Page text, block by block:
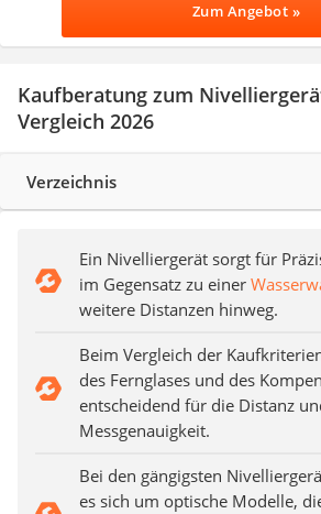
Zum Angebot »
Kaufberatung zum
Vergleich 2026
Verzeichnis
Ein Nivelliergerät sorgt für
im Gegensatz zu einer
weitere Distanzen hinweg.
Beim Vergleich der
des Fernglases und des
entscheidend für die Distanz
Messgenauigkeit.
Bei den gängigsten
es sich um optische Modelle,